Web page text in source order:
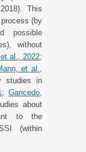
This
(by
possible
without
al., 2022;
et al.,
studies in
;Gancedo,
about
to the
(within